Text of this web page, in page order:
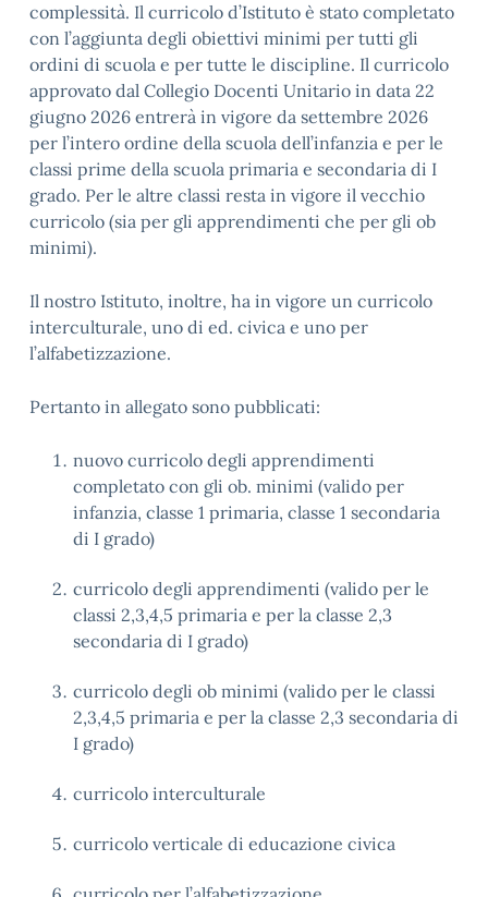
complessità. Il curricolo d’Istituto è stato completato
con l’aggiunta degli obiettivi minimi per tutti gli
ordini di scuola e per tutte le discipline. Il curricolo
approvato dal Collegio Docenti Unitario in data 22
giugno 2026 entrerà in vigore da settembre 2026
per l’intero ordine della scuola dell’infanzia e per le
classi prime della scuola primaria e secondaria di I
grado. Per le altre classi resta in vigore il vecchio
curricolo (sia per gli apprendimenti che per gli ob
minimi).
Il nostro Istituto, inoltre, ha in vigore un curricolo
interculturale, uno di ed. civica e uno per
l’alfabetizzazione.
Pertanto in allegato sono pubblicati:
nuovo curricolo degli apprendimenti
completato con gli ob. minimi (valido per
infanzia, classe 1 primaria, classe 1 secondaria
di I grado)
curricolo degli apprendimenti (valido per le
classi 2,3,4,5 primaria e per la classe 2,3
secondaria di I grado)
curricolo degli ob minimi (valido per le classi
2,3,4,5 primaria e per la classe 2,3 secondaria di
I grado)
curricolo interculturale
curricolo verticale di educazione civica